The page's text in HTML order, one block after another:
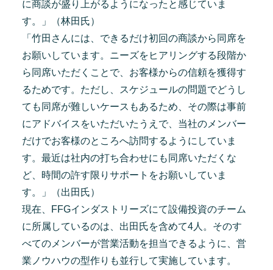
に商談が盛り上がるようになったと感じていま
す。」（林田氏）
「竹田さんには、できるだけ初回の商談から同席を
お願いしています。ニーズをヒアリングする段階か
ら同席いただくことで、お客様からの信頼を獲得す
るためです。ただし、スケジュールの問題でどうし
ても同席が難しいケースもあるため、その際は事前
にアドバイスをいただいたうえで、当社のメンバー
だけでお客様のところへ訪問するようにしていま
す。最近は社内の打ち合わせにも同席いただくな
ど、時間の許す限りサポートをお願いしていま
す。」（出田氏）
現在、FFGインダストリーズにて設備投資のチーム
に所属しているのは、出田氏を含めて4人。そのす
べてのメンバーが営業活動を担当できるように、営
業ノウハウの型作りも並行して実施しています。